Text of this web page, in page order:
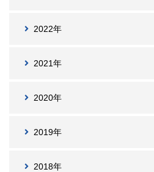
2022年
2021年
2020年
2019年
2018年